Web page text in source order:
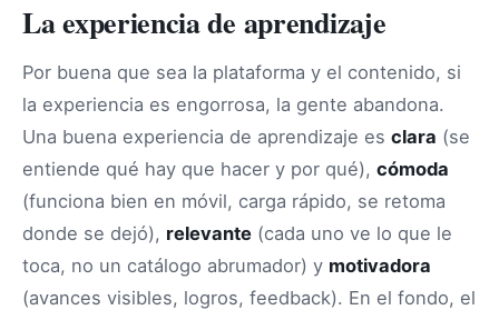
La experiencia de aprendizaje
Por buena que sea la plataforma y el contenido, si
la experiencia es engorrosa, la gente abandona.
Una buena experiencia de aprendizaje es clara (se
entiende qué hay que hacer y por qué), cómoda
(funciona bien en móvil, carga rápido, se retoma
donde se dejó), relevante (cada uno ve lo que le
toca, no un catálogo abrumador) y motivadora
(avances visibles, logros, feedback). En el fondo, el